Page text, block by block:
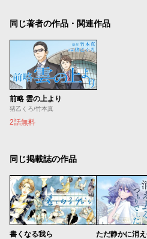
同じ著者の作品・関連作品
前略 雲の上より
猪乙くろ/竹本真
2話無料
同じ掲載誌の作品
書くなる我ら